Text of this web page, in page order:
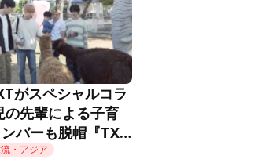
がスペシャルコラ
の先輩による子育
バーも脱帽『TXT
』第10話
・アジア